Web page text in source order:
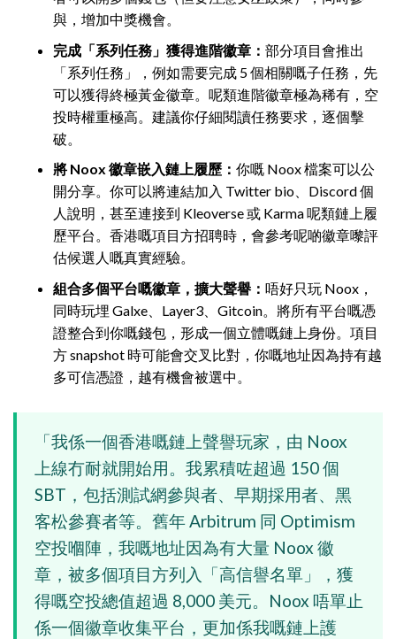
與，增加中獎機會。
完成「系列任務」獲得進階徽章： 部分項目會推出
「系列任務」，例如需要完成 5 個相關嘅子任務，先
可以獲得終極黃金徽章。呢類進階徽章極為稀有，空
投時權重極高。建議你仔細閱讀任務要求，逐個擊
破。
將 Noox 徽章嵌入鏈上履歷： 你嘅 Noox 檔案可以公
開分享。你可以將連結加入 Twitter bio、Discord 個
人說明，甚至連接到 Kleoverse 或 Karma 呢類鏈上履
歷平台。香港嘅項目方招聘時，會參考呢啲徽章嚟評
估候選人嘅真實經驗。
組合多個平台嘅徽章，擴大聲譽： 唔好只玩 Noox，
同時玩埋 Galxe、Layer3、Gitcoin。將所有平台嘅憑
證整合到你嘅錢包，形成一個立體嘅鏈上身份。項目
方 snapshot 時可能會交叉比對，你嘅地址因為持有越
多可信憑證，越有機會被選中。
「我係一個香港嘅鏈上聲譽玩家，由 Noox
上線冇耐就開始用。我累積咗超過 150 個
SBT，包括測試網參與者、早期採用者、黑
客松參賽者等。舊年 Arbitrum 同 Optimism
空投嗰陣，我嘅地址因為有大量 Noox 徽
章，被多個項目方列入「高信譽名單」，獲
得嘅空投總值超過 8,000 美元。Noox 唔單止
係一個徽章收集平台，更加係我嘅鏈上護